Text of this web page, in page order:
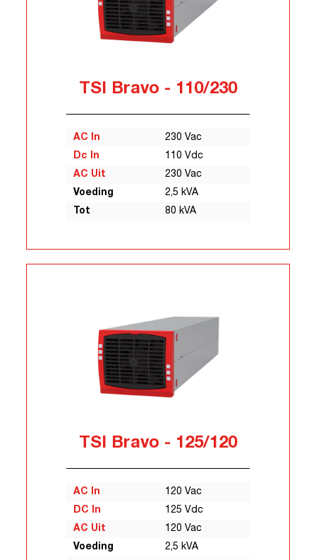
TSI Bravo - 110/230
AC In
230 Vac
Dc In
110 Vdc
AC Uit
230 Vac
Voeding
2,5 kVA
Tot
80 kVA
TSI Bravo - 125/120
AC In
120 Vac
DC In
125 Vdc
AC Uit
120 Vac
Voeding
2,5 kVA